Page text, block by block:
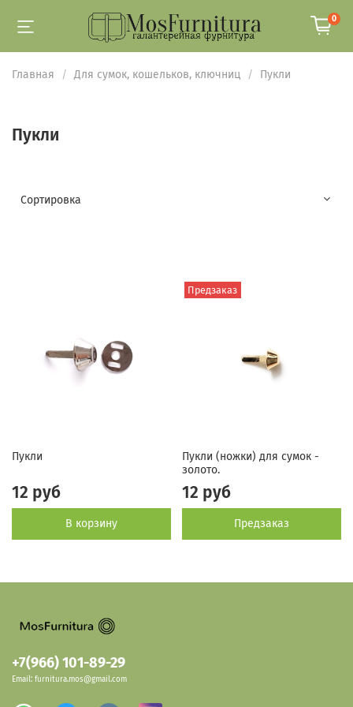
0
Главная Для сумок, кошельков, ключниц Пукли
Пукли
Пукли
12 руб
В корзину
Предзаказ
Пукли (ножки) для сумок -
золото.
12 руб
Предзаказ
+7(966) 101-89-29
Email: furnitura.mos@gmail.com